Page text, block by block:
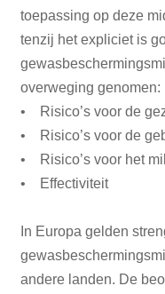
toepassing op deze
tenzij het expliciet is
overweging genomen:
• Risico’s voor de
• Risico’s voor de
• Risico’s voor het
• Effectiviteit
In Europa gelden
andere landen. De